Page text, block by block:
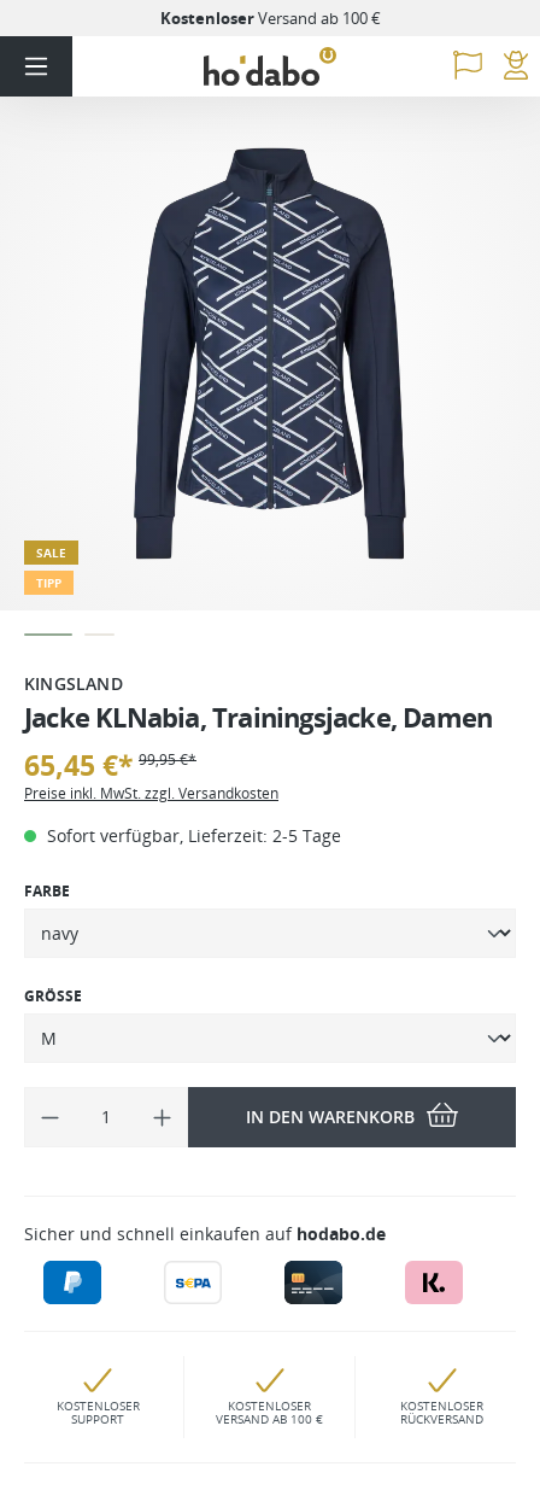
KostenloserVersand ab 100 €
SALE
TIPP
KINGSLAND
Jacke KLNabia, Trainingsjacke, Damen
65,45 €* 99,95 €*
Preise inkl. MwSt. zzgl. Versandkosten
Sofort verfügbar, Lieferzeit: 2-5 Tage
FARBE
GRÖSSE
IN DEN WARENKORB
Sicher und schnell einkaufen auf hodabo.de
KOSTENLOSER
SUPPORT
KOSTENLOSER
VERSAND AB 100 €
KOSTENLOSER
RÜCKVERSAND